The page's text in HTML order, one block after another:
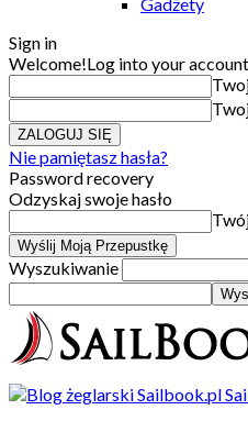
Sign in
Welcome!Log into your account
Nie pamiętasz hasła?
Password recovery
Odzyskaj swoje hasło
Wyszukiwanie